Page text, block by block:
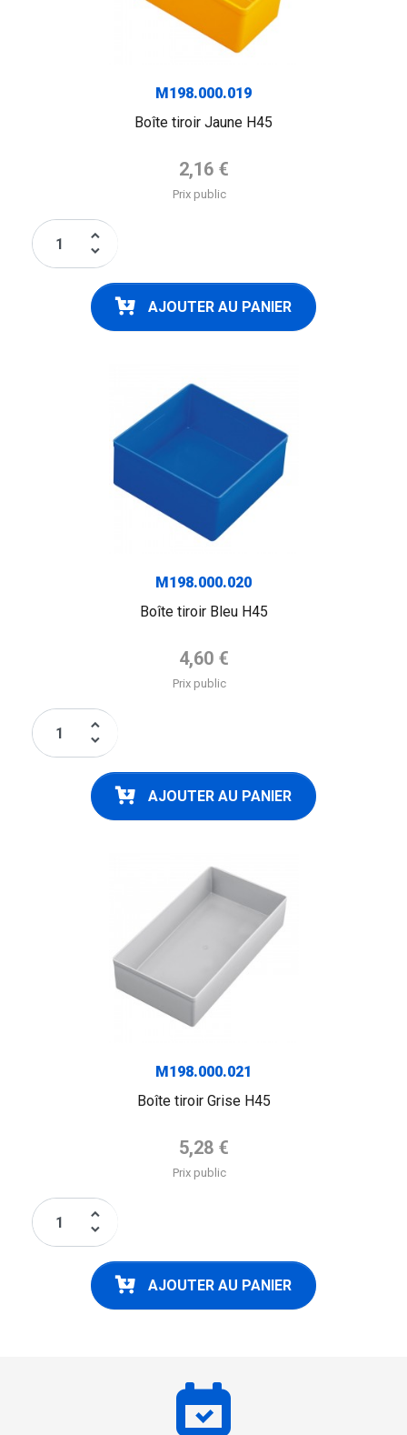
M198.000.019
Boîte tiroir Jaune H45
Prix de base
2,16 €
Prix public
keyboard_arrow_up
keyboard_arrow_down
AJOUTER AU PANIER
M198.000.020
Boîte tiroir Bleu H45
Prix de base
4,60 €
Prix public
keyboard_arrow_up
keyboard_arrow_down
AJOUTER AU PANIER
M198.000.021
Boîte tiroir Grise H45
Prix de base
5,28 €
Prix public
keyboard_arrow_up
keyboard_arrow_down
AJOUTER AU PANIER